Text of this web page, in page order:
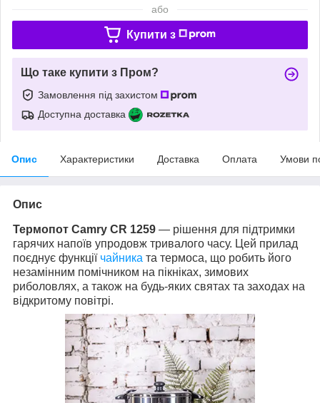
або
Купити з
Що таке купити з Пром?
Замовлення під захистом
Доступна доставка
Опис Характеристики Доставка Оплата Умови
Опис
Термопот Camry CR 1259 — рішення для підтримки
гарячих напоїв упродовж тривалого часу. Цей прилад
поєднує функції чайника та термоса, що робить його
незамінним помічником на пікніках, зимових
риболовлях, а також на будь-яких святах та заходах на
відкритому повітрі.